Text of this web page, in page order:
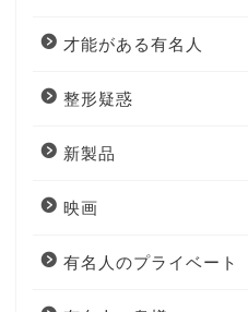
才能がある有名人
整形疑惑
新製品
映画
有名人のプライベート